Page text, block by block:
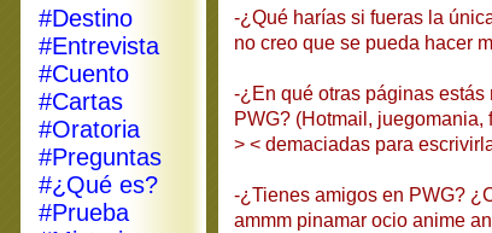
#Destino
#Entrevista
#Cuento
#Cartas
#Oratoria
#Preguntas
#¿Qué es?
#Prueba
-¿Qué harías si fueras la
no creo que se pueda hacer
-¿En qué otras páginas estás
PWG? (Hotmail, juegomania,
> < demaciadas para
-¿Tienes amigos en PWG?
ammm pinamar ocio anime